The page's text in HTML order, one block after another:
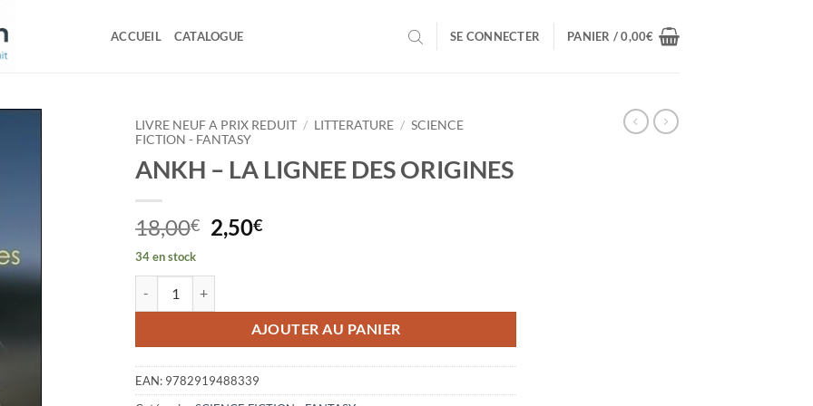
ACCUEIL CATALOGUE SE CONNECTER PANIER /0,00€
LIVRE NEUF A PRIX REDUIT / LITTERATURE / SCIENCE
FICTION - FANTASY
ANKH – LA LIGNEE DES ORIGINES
18,00€ Le
prix
initial
18,00€.
2,50€Le
2,50€.
34 en stock
AJOUTER AU PANIER
EAN: 9782919488339